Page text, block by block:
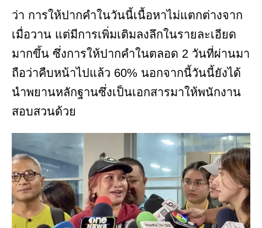
ว่า การให้ปากคำในวันนี้เนื้อหาไม่แตกต่างจาก
เมื่อวาน แต่มีการเพิ่มเติมลงลึกในรายละเอียด
มากขึ้น ซึ่งการให้ปากคำในตลอด 2 วันที่ผ่านมา
ถือว่าคืบหน้าไปแล้ว 60% นอกจากนี้วันนี้ยังได้
นำพยานหลักฐานซึ่งเป็นเอกสารมาให้พนักงาน
สอบสวนด้วย